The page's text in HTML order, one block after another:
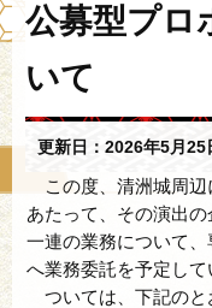
こ
ら
公募型プロ
いて
更新日：2026年5月25
この度、清洲城周辺
あたって、その演出
一連の業務について
へ業務委託を予定して
ついては、下記のと